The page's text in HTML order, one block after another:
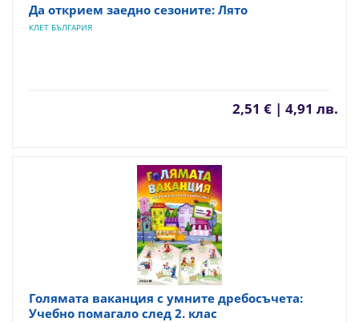
Да открием заедно сезоните: Лято
КЛЕТ БЪЛГАРИЯ
2,51 € | 4,91 лв.
Голямата ваканция с умните дребосъчета:
Учебно помагало след 2. клас